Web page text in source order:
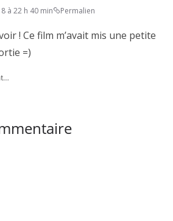
à 22 h 40 min Permalien
! Ce film m’avait mis une petite
=)